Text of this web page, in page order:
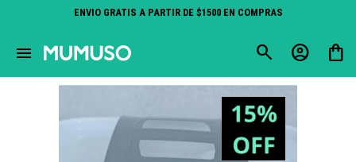
ENVIO GRATIS A PARTIR DE $1500 EN COMPRAS
menu
close